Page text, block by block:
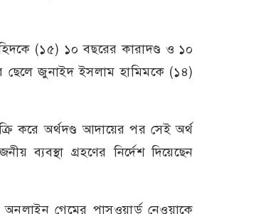
(১৫) ১০ বছরের কারাদণ্ড ও ১০
ছেলে জুনাইদ ইসলাম হামিমকে (১৪)
করে অর্থদণ্ড আদায়ের পর সেই অর্থ
ব্যবস্থা গ্রহণের নির্দেশ দিয়েছেন
গেমের পাসওয়ার্ড নেওয়াকে